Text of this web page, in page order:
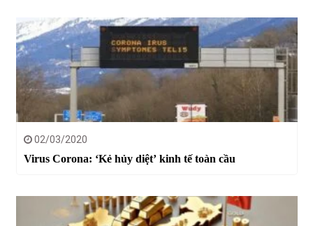
02/03/2020
Virus Corona: ‘Kẻ hủy diệt’ kinh tế toàn cầu